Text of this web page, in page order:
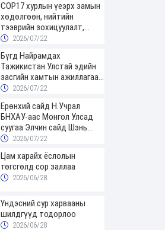
COP17 хурлын үеэрх замын
хөдөлгөөн, нийтийн
тээврийн зохицуулалт,
сургууль, цэцэрлэг, зах,
ажиллах хуваарийг гаргаж,
иргэдэд мэдээлэхийг үүрэг
болголоо
2026/07/22
Бүгд Найрамдах
Тажикистан Улстай эдийн
засгийн хамтын ажиллагааг
өргөжүүлнэ
2026/07/22
Ерөнхий сайд Н.Учрал
БНХАУ-аас Монгол Улсад
суугаа Элчин сайд Шэнь
Миньжюанийг хүлээн авч
2026/07/22
Цам харайх ёслолын
төгсгөлд сор заллаа
2026/06/28
Үндэсний сур харвааны
шилдгүүд тодорлоо
2026/06/28